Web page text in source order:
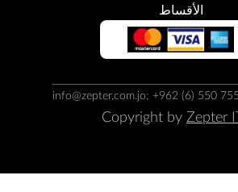
الأقساط
Zepter IT